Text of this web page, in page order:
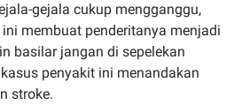
gejala cukup mengganggu,
membuat penderitanya menjadi
basilar jangan di sepelekan
penyakit ini menandakan
stroke.